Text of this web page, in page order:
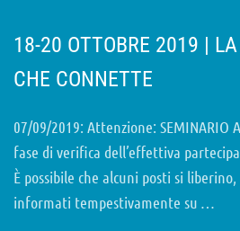
18-20 OTTOBRE 2019 |
CHE CONNETTE
07/09/2019: Attenzione: SEMINARIO
fase di verifica dell’effettiva
È possibile che alcuni posti si
informati tempestivamente su …